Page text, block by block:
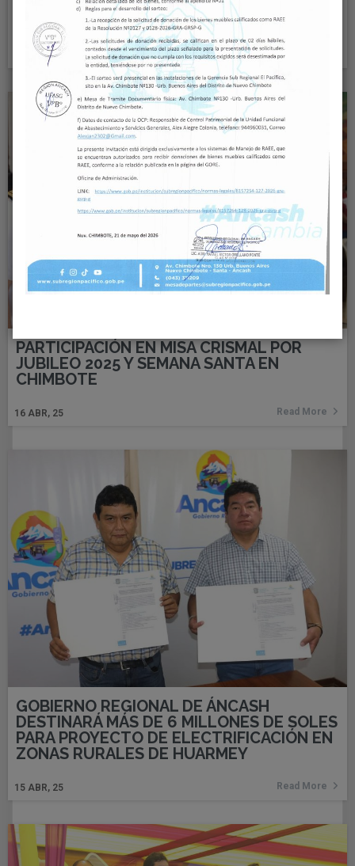
RÍO SANTA Y CONSOLIDAR LA EDUCACIÓN
TÉCNICA EN LA REGIÓN
ABR, 25 Read More
PARTICIPACIÓN EN MISA CRISMAL POR
JUBILEO 2025 Y SEMANA SANTA EN
CHIMBOTE
16 ABR, 25 Read More
GOBIERNO REGIONAL DE ÁNCASH
DESTINARÁ MÁS DE 6 MILLONES DE SOLES
PARA PROYECTO DE ELECTRIFICACIÓN EN
ZONAS RURALES DE HUARMEY
15 ABR, 25 Read More